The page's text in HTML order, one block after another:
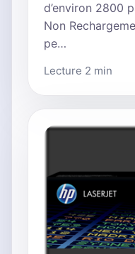
d’environ 2800
Non
pe…
Lecture 2 min